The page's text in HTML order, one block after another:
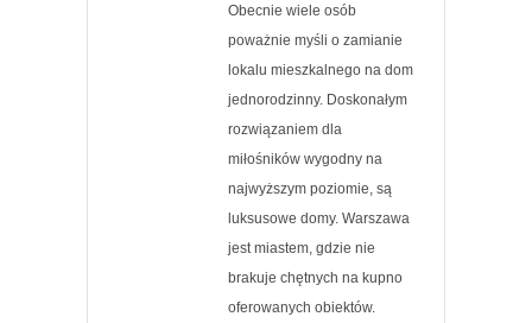
Obecnie wiele osób
poważnie myśli o zamianie
lokalu mieszkalnego na dom
jednorodzinny. Doskonałym
rozwiązaniem dla
miłośników wygodny na
najwyższym poziomie, są
luksusowe domy. Warszawa
jest miastem, gdzie nie
brakuje chętnych na kupno
oferowanych obiektów.